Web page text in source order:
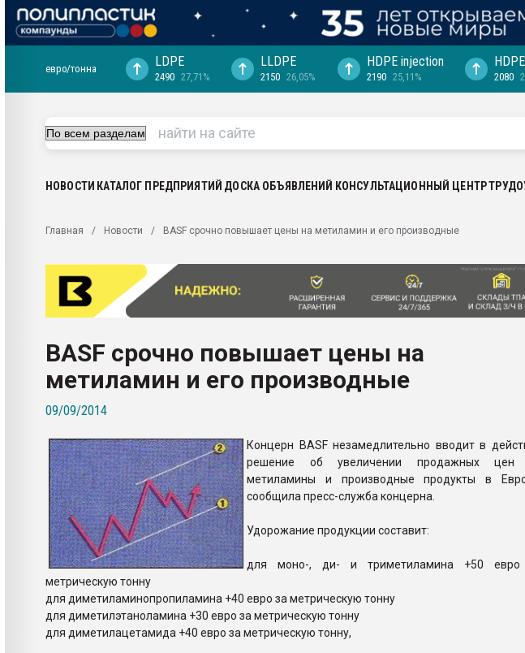
29.07.2026 ФРП помог "Ижевскому
Вакуум-формовочные машины:
28.07.2026 Автоматизация выходит на
первый план в переработке
пластмасс
ситуацией на строительном рынке
Всё, что касается выдува ПЭТ
бутылок
ПЕРЕЙТИ НА ФОРУМ
евро/тонна LDPE
2490 27,71%
LLDPE
2150 26,05%
HDPE injection
2190 25,11% 2080
НОВОСТИ КАТАЛОГ ПРЕДПРИЯТИЙ ДОСКА ОБЪЯВЛЕНИЙ КОНСУЛЬТАЦИОННЫЙ ЦЕНТР
Главная Новости BASF срочно повышает цены на метиламин и его производные
BASF срочно повышает цены на
метиламин и его производные
09/09/2014
Концерн BASF незамедлительно вводит в
решение об увеличении продажных цен
метиламины и производные продукты в
сообщила пресс-служба концерна.
Удорожание продукции составит:
для моно-, ди- и триметиламина
+50
метрическую тонну
для диметиламинопропиламина +40 евро за метрическую тонну
для диметилэтаноламина +30 евро за метрическую тонну
для диметилацетамида +40 евро за метрическую тонну,